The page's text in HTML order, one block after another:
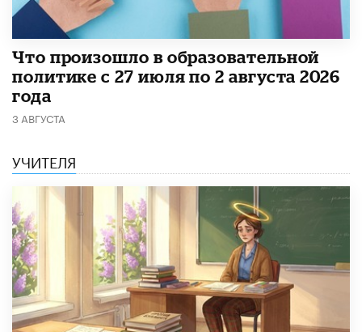
​Что произошло в образовательной
политике с 27 июля по 2 августа 2026
года
3 АВГУСТА
УЧИТЕЛЯ